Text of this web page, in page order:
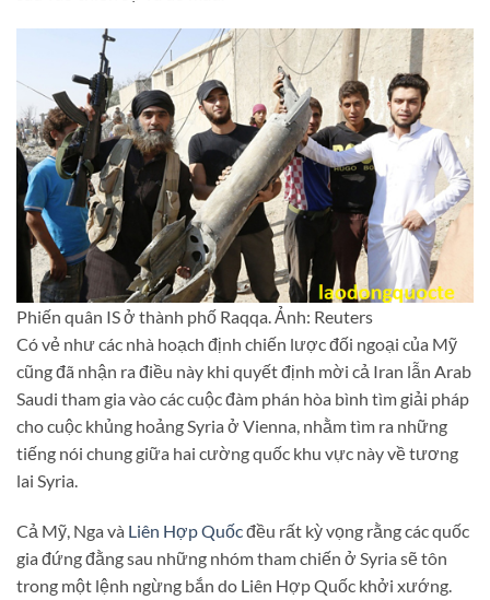
Phiến quân IS ở thành phố Raqqa. Ảnh: Reuters
Có vẻ như các nhà hoạch định chiến lược đối ngoại của Mỹ
cũng đã nhận ra điều này khi quyết định mời cả Iran lẫn Arab
Saudi tham gia vào các cuộc đàm phán hòa bình tìm giải pháp
cho cuộc khủng hoảng Syria ở Vienna, nhằm tìm ra những
tiếng nói chung giữa hai cường quốc khu vực này về tương
lai Syria.
Cả Mỹ, Nga và Liên Hợp Quốcđều rất kỳ vọng rằng các quốc
gia đứng đằng sau những nhóm tham chiến ở Syria sẽ tôn
trong một lệnh ngừng bắn do Liên Hợp Quốc khởi xướng.